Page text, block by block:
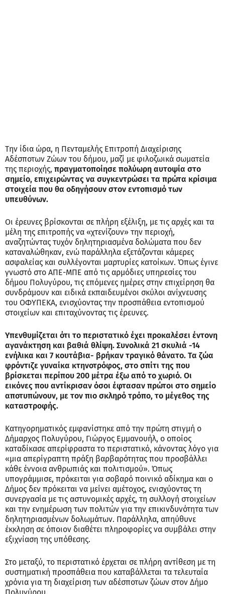
Την ίδια ώρα, η Πενταμελής Επιτροπή Διαχείρισης
Αδέσποτων Ζώων του δήμου, μαζί με φιλοζωικά σωματεία
της περιοχής, πραγματοποίησε πολύωρη αυτοψία στο
σημείο, επιχειρώντας να συγκεντρώσει τα πρώτα κρίσιμα
στοιχεία που θα οδηγήσουν στον εντοπισμό των
υπευθύνων.
Οι έρευνες βρίσκονται σε πλήρη εξέλιξη, με τις αρχές και τα
μέλη της επιτροπής να «χτενίζουν» την περιοχή,
αναζητώντας τυχόν δηλητηριασμένα δολώματα που δεν
καταναλώθηκαν, ενώ παράλληλα εξετάζονται κάμερες
ασφαλείας και συλλέγονται μαρτυρίες κατοίκων. Όπως έγινε
γνωστό στο ΑΠΕ-ΜΠΕ από τις αρμόδιες υπηρεσίες του
δήμου Πολυγύρου, τις επόμενες ημέρες στην επιχείρηση θα
συνδράμουν και ειδικά εκπαιδευμένοι σκύλοι ανίχνευσης
του ΟΦΥΠΕΚΑ, ενισχύοντας την προσπάθεια εντοπισμού
στοιχείων και επιταχύνοντας τις έρευνες.
Υπενθυμίζεται ότι το περιστατικό έχει προκαλέσει έντονη
αγανάκτηση και βαθιά θλίψη. Συνολικά 21 σκυλιά -14
ενήλικα και 7 κουτάβια- βρήκαν τραγικό θάνατο. Τα ζώα
φρόντιζε γυναίκα κτηνοτρόφος, στο σπίτι της που
βρίσκεται περίπου 200 μέτρα έξω από το χωριό. Οι
εικόνες που αντίκρισαν όσοι έφτασαν πρώτοι στο σημείο
αποτυπώνουν, με τον πιο σκληρό τρόπο, το μέγεθος της
καταστροφής.
Κατηγορηματικός εμφανίστηκε από την πρώτη στιγμή ο
Δήμαρχος Πολυγύρου, Γιώργος Εμμανουήλ, ο οποίος
καταδίκασε απερίφραστα το περιστατικό, κάνοντας λόγο για
«μια απερίγραπτη πράξη βαρβαρότητας που προσβάλλει
κάθε έννοια ανθρωπιάς και πολιτισμού». Όπως
υπογράμμισε, πρόκειται για σοβαρό ποινικό αδίκημα και ο
Δήμος δεν πρόκειται να μείνει αμέτοχος, ενισχύοντας τη
συνεργασία με τις αστυνομικές αρχές, τη συλλογή στοιχείων
και την ενημέρωση των πολιτών για την επικινδυνότητα των
δηλητηριασμένων δολωμάτων. Παράλληλα, απηύθυνε
έκκληση σε όποιον διαθέτει πληροφορίες να συμβάλει στην
εξιχνίαση της υπόθεσης.
Στο μεταξύ, το περιστατικό έρχεται σε πλήρη αντίθεση με τη
συστηματική προσπάθεια που καταβάλλεται τα τελευταία
χρόνια για τη διαχείριση των αδέσποτων ζώων στον Δήμο